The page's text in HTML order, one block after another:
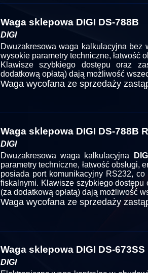
Waga sklepowa DIGI DS-788B
DIGI
Dwuzakresowa waga kalkulacyjna bez
wysokie parametry techniczne, łatwość
Klawisze szybkiego dostępu oraz
dodatkową opłatą) dają możliwość
Waga wycofana ze sprzedaży
Waga sklepowa DIGI DS-788B
DIGI
Dwuzakresowa waga kalkulacyjna
parametry techniczne, łatwość obsługi,
posiada port komunikacyjny RS232,
fiskalnymi. Klawisze szybkiego
(za dodatkową opłatą) dają możliwość
Waga wycofana ze sprzedaży
Waga sklepowa DIGI DS-673SS
DIGI